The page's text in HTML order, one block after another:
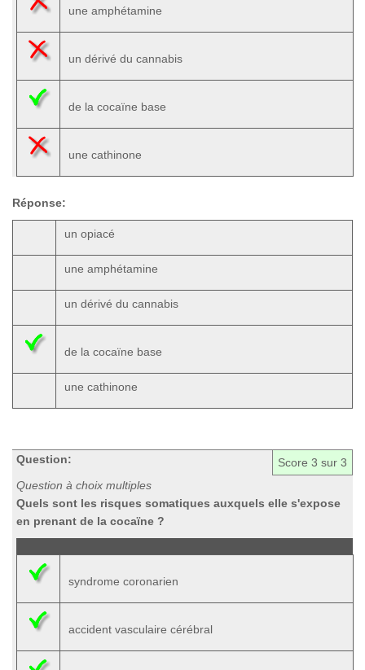
une amphétamine
un dérivé du cannabis
de la cocaïne base
une cathinone
Réponse:
un opiacé
une amphétamine
un dérivé du cannabis
de la cocaïne base
une cathinone
Score 3 sur 3
Question:
Question à choix multiples
Quels sont les risques somatiques auxquels elle s'expose
en prenant de la cocaïne ?
syndrome coronarien
accident vasculaire cérébral